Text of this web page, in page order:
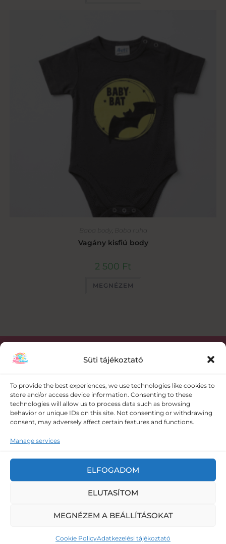
Süti tájékoztató
To provide the best experiences, we use technologies like cookies to
store and/or access device information. Consenting to these
technologies will allow us to process data such as browsing
behavior or unique IDs on this site. Not consenting or withdrawing
consent, may adversely affect certain features and functions.
Manage services
ELFOGADOM
ELUTASÍTOM
MEGNÉZEM A BEÁLLÍTÁSOKAT
Cookie PolicyAdatkezelési tájékoztató
Baba body , Baba ruha
Vagány kisfiú body
2 500 Ft
MEGNÉZEM
+36 30 358 0986
meseruhazat@gmail.com
felszerelés webáruház |Adatkezelési tájékoztató